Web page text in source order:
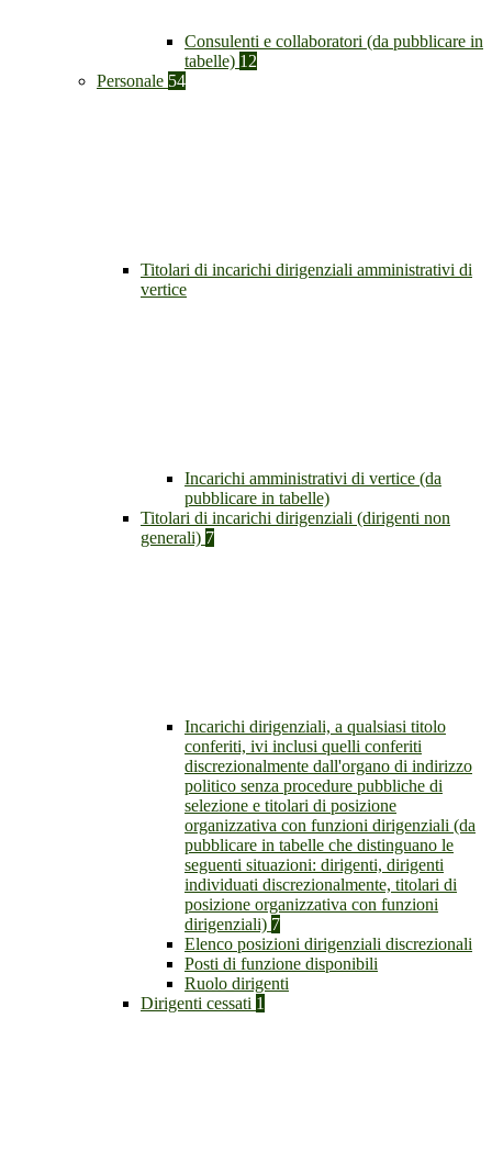
Consulenti e collaboratori (da pubblicare in
tabelle) 12
Personale 54
Titolari di incarichi dirigenziali amministrativi di
vertice
Incarichi amministrativi di vertice (da
pubblicare in tabelle)
Titolari di incarichi dirigenziali (dirigenti non
generali) 7
Incarichi dirigenziali, a qualsiasi titolo
conferiti, ivi inclusi quelli conferiti
discrezionalmente dall'organo di indirizzo
politico senza procedure pubbliche di
selezione e titolari di posizione
organizzativa con funzioni dirigenziali (da
pubblicare in tabelle che distinguano le
seguenti situazioni: dirigenti, dirigenti
individuati discrezionalmente, titolari di
posizione organizzativa con funzioni
dirigenziali) 7
Elenco posizioni dirigenziali discrezionali
Posti di funzione disponibili
Ruolo dirigenti
Dirigenti cessati 1